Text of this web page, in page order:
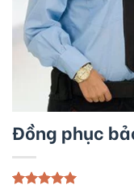
Đồng phục